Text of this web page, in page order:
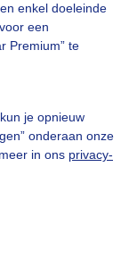
enkel doeleinde
een
Premium” te
je opnieuw
onderaan onze
in ons privacy-